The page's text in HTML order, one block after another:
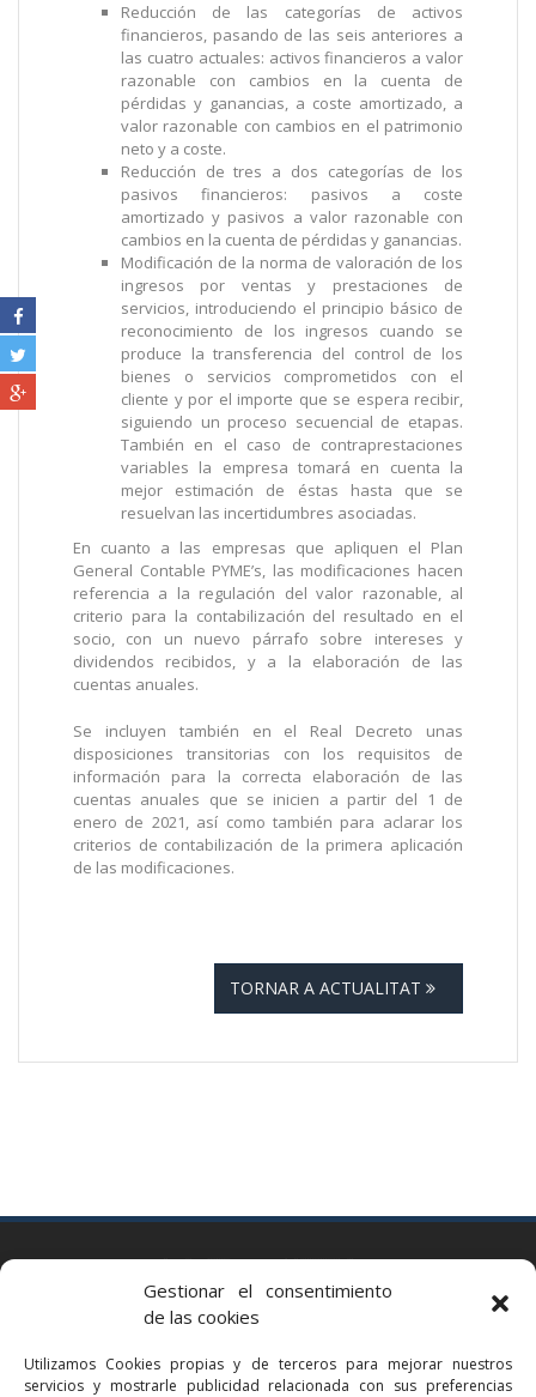
Gestionar el consentimiento
de las cookies
Utilizamos Cookies propias y de terceros para mejorar nuestros
servicios y mostrarle publicidad relacionada con sus preferencias
Reducción de las categorías de activos
financieros, pasando de las seis anteriores a
las cuatro actuales: activos financieros a valor
razonable con cambios en la cuenta de
pérdidas y ganancias, a coste amortizado, a
valor razonable con cambios en el patrimonio
neto y a coste.
Reducción de tres a dos categorías de los
pasivos financieros: pasivos a coste
amortizado y pasivos a valor razonable con
cambios en la cuenta de pérdidas y ganancias.
Modificación de la norma de valoración de los
ingresos por ventas y prestaciones de
servicios, introduciendo el principio básico de
reconocimiento de los ingresos cuando se
produce la transferencia del control de los
bienes o servicios comprometidos con el
cliente y por el importe que se espera recibir,
siguiendo un proceso secuencial de etapas.
También en el caso de contraprestaciones
variables la empresa tomará en cuenta la
mejor estimación de éstas hasta que se
resuelvan las incertidumbres asociadas.
En cuanto a las empresas que apliquen el Plan
General Contable PYME’s, las modificaciones hacen
referencia a la regulación del valor razonable, al
criterio para la contabilización del resultado en el
socio, con un nuevo párrafo sobre intereses y
dividendos recibidos, y a la elaboración de las
cuentas anuales.
Se incluyen también en el Real Decreto unas
disposiciones transitorias con los requisitos de
información para la correcta elaboración de las
cuentas anuales que se inicien a partir del 1 de
enero de 2021, así como también para aclarar los
criterios de contabilización de la primera aplicación
de las modificaciones.
TORNAR A ACTUALITAT
Via Augusta 2 bis, 3º, 08006 Barcelona
bcn@bellavistalegal.eu